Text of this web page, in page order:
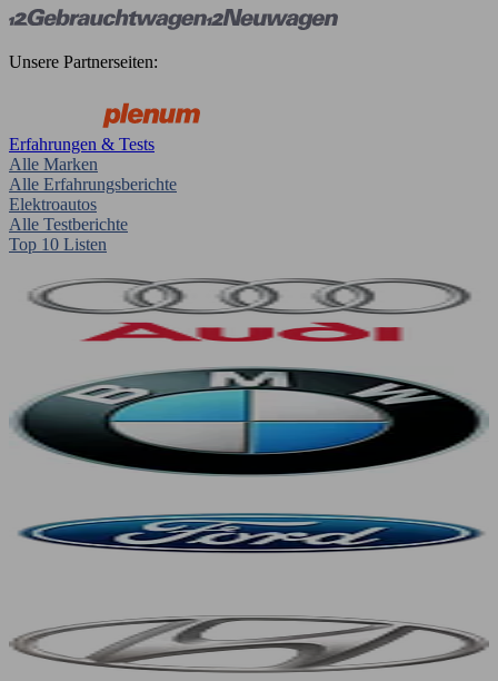
Unsere Partnerseiten:
Erfahrungen & Tests
Alle Marken
Alle Erfahrungsberichte
Elektroautos
Alle Testberichte
Top 10 Listen